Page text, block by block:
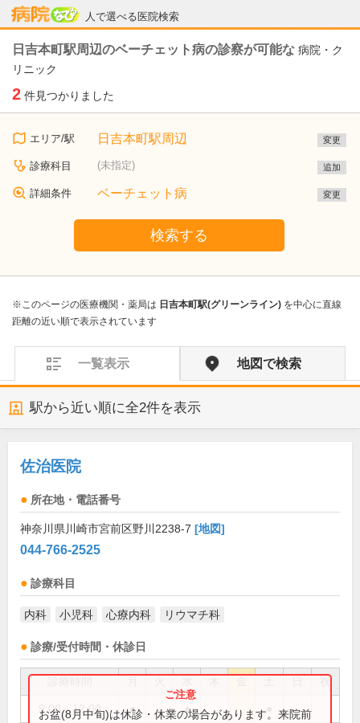
人で選べる医院検索
病院なび
日吉本町駅周辺のベーチェット病の診察が可能な 病院・ク
リニック
2 件見つかりました
エリア/駅 日吉本町駅周辺 変更
診療科目 (未指定) 追加
詳細条件 ベーチェット病 変更
検索する
※このページの医療機関・薬局は 日吉本町駅(グリーンライン) を中心に直線
距離の近い順で表示されています
一覧表示 地図で検索
駅から近い順に全2件を表示
佐治医院
所在地・電話番号
神奈川県川崎市宮前区野川2238-7 [地図]
044-766-2525
診療科目
内科 小児科 心療内科 リウマチ科
診療/受付時間・休診日
祝
9:00～12:00 ● ●
お盆(8月中旬)は休診・休業の場合があります。来院前